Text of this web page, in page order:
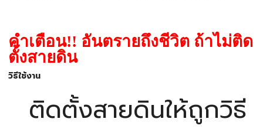
คำเตือน!! อันตรายถึงชีวิต ถ้าไม่ติด
ตั้งสายดิน
วิธีใช้งาน
ติดตั้งสายดินให้ถูกวิธี